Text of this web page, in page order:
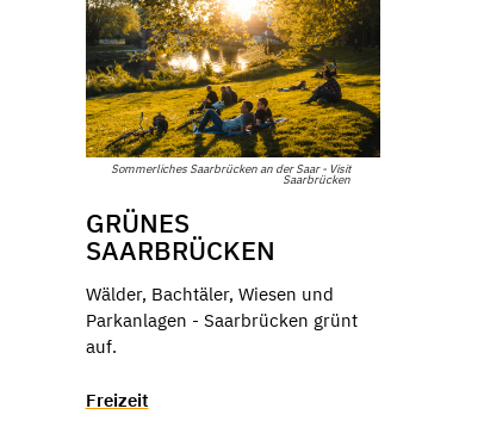
Sommerliches Saarbrücken an der Saar - Visit
Saarbrücken
GRÜNES
SAARBRÜCKEN
Wälder, Bachtäler, Wiesen und
Parkanlagen - Saarbrücken grünt
auf.
Freizeit